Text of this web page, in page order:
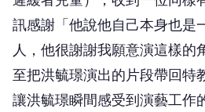
訊感謝「他說他自己本身也是
人，他很謝謝我願意演這樣的
至把洪毓璟演出的片段帶回特
讓洪毓璟瞬間感受到演藝工作